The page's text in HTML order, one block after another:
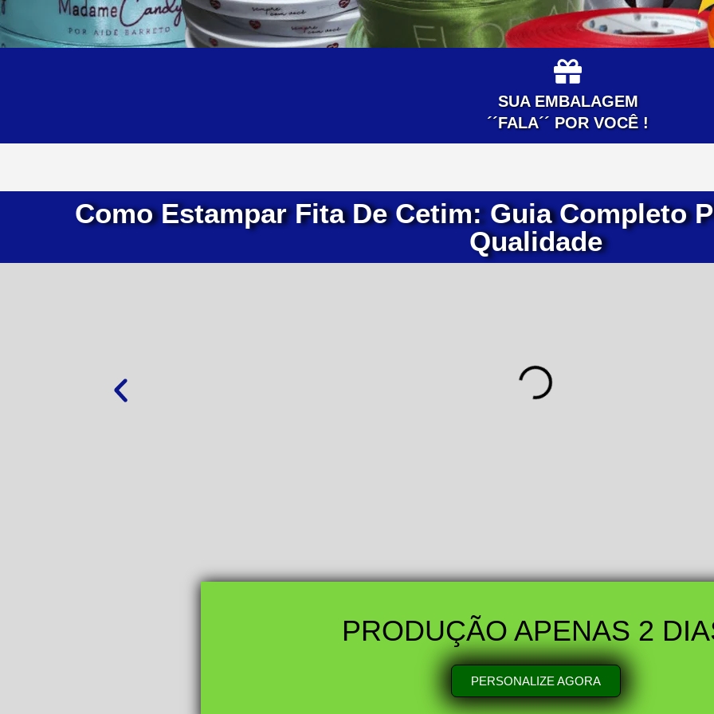
SUA EMBALAGEM
´´FALA´´ POR VOCÊ !
Como Estampar Fita De Cetim: Guia Completo
Qualidade
PRODUÇÃO APENAS 2
PERSONALIZE AGORA